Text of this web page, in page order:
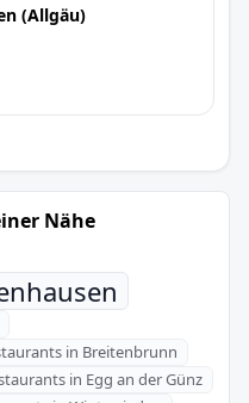
(Allgäu)
Nähe
in Breitenbrunn
in Egg an der Günz